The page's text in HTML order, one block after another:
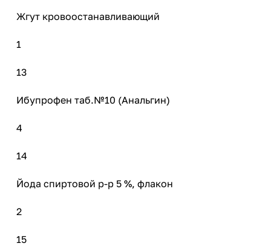
Жгут кровоостанавливающий
1
13
Ибупрофен таб.№10 (Анальгин)
4
14
Йода спиртовой р-р 5 %, флакон
2
15